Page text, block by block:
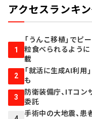
アクセスランキ
1
「うんこ移植」でピ
粒食べられるよう
載
2
「就活に生成AI利
も
3
防衛装備庁、ITコン
委託
手術中の大地震、